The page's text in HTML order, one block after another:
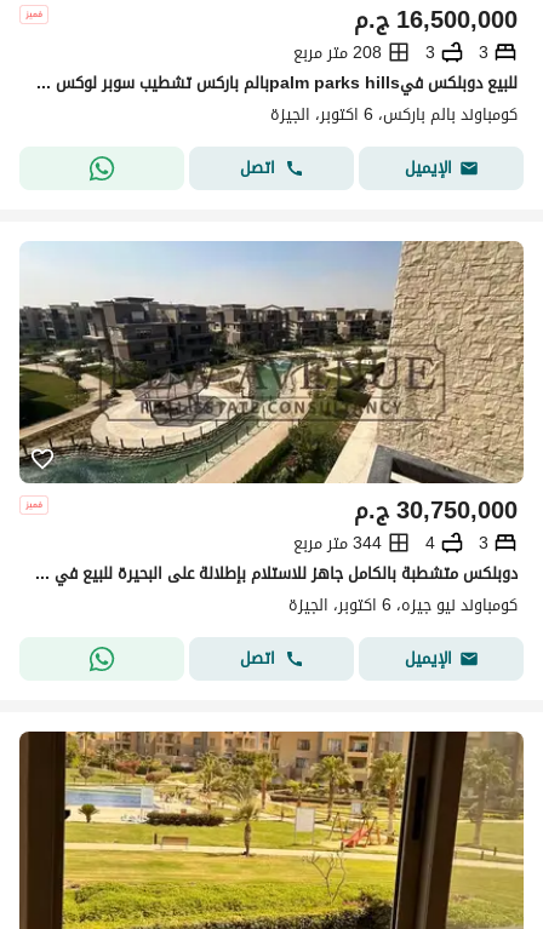
ج.م16,500,000
3
3
208 متر مربع
للبيع دوبلكس فيpalm parks hillsبالم باركس تشطيب سوبر لوكس بالمطبخ و الاجهزة يطل مباشرة علي حمام السباحة و لاندسكيب دور ثاني و ثالث
كومباوند بالم باركس، 6 اكتوبر، الجيزة
الإيميل
اتصل
ج.م30,750,000
3
4
344 متر مربع
دوبلكس متشطبة بالكامل جاهز للاستلام بإطلالة على البحيرة للبيع في نيو جيزة 6 أكتوبر من تطوير جي ديفلوبمنتس (المعروفة باسم نيو جيزة ديفلوبمنتس)
كومباوند نيو جيزه، 6 اكتوبر، الجيزة
الإيميل
اتصل